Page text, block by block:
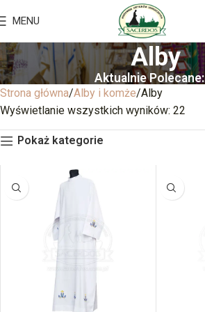
MENU
Alby
Aktualnie Polecane:
Strona główna Alby i komże Alby
Wyświetlanie wszystkich wyników: 22
Pokaż kategorie